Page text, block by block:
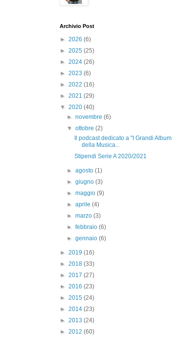
Archivio Post
► 2026 (6)
► 2025 (25)
► 2024 (26)
► 2023 (6)
► 2022 (16)
► 2021 (29)
▼ 2020 (40)
►novembre(6)
▼ottobre(2)
Il podcast dedicato a "I Grandi Album
della Musica...
Stipendi Serie A 2020/2021
►agosto(1)
►giugno(3)
►maggio(9)
►aprile(4)
►marzo(3)
►febbraio(6)
►gennaio(6)
► 2019 (16)
► 2018 (33)
► 2017 (27)
► 2016 (23)
► 2015 (24)
► 2014 (23)
► 2013 (24)
► 2012 (60)